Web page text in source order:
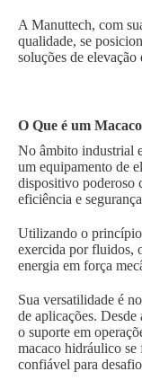
A Manuttech, com
qualidade, se
soluções de
O Que é um
No âmbito industrial
um equipamento de
dispositivo poderoso
eficiência e
Utilizando o princípio
exercida por fluidos,
energia em força
Sua versatilidade é
de aplicações.
o suporte em
macaco hidráulico se
confiável para